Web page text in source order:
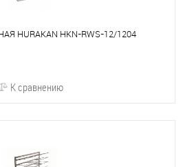
HURAKAN HKN-RWS-12/1204
К сравнению